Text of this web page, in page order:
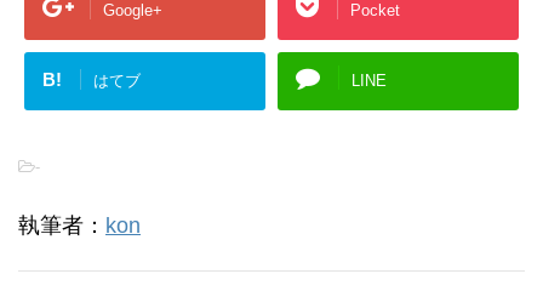
Google+ Pocket
B! はてブ LINE
-
執筆者： kon